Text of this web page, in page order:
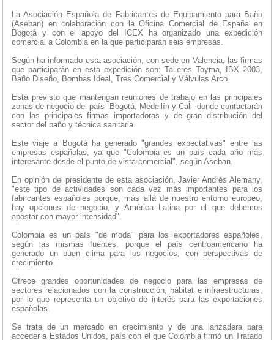
La Asociación Española de Fabricantes de Equipamiento para Baño
(Aseban) en colaboración con la Oficina Comercial de España en
Bogotá y con el apoyo del ICEX ha organizado una expedición
comercial a Colombia en la que participarán seis empresas.
Según ha informado esta asociación, con sede en Valencia, las firmas
que participarán en esta expedición son: Talleres Toyma, IBX 2003,
Baño Diseño, Bombas Ideal, Tres Comercial y Válvulas Arco.
Está previsto que mantengan reuniones de trabajo en las principales
zonas de negocio del país -Bogotá, Medellín y Cali- donde contactarán
con las principales firmas importadoras y de gran distribución del
sector del baño y técnica sanitaria.
Este viaje a Bogotá ha generado "grandes expectativas" entre las
empresas españolas, ya que "Colombia es un país cada año más
interesante desde el punto de vista comercial", según Aseban.
En opinión del presidente de esta asociación, Javier Andrés Alemany,
"este tipo de actividades son cada vez más importantes para los
fabricantes españoles porque, más allá de nuestro entorno europeo,
hay opciones de negocio, y América Latina por el que debemos
apostar con mayor intensidad".
Colombia es un país "de moda" para los exportadores españoles,
según las mismas fuentes, porque el país centroamericano ha
generado un buen clima para los negocios, con perspectivas de
crecimiento.
Ofrece grandes oportunidades de negocio para las empresas de
sectores relacionados con la construcción, hábitat e infraestructuras,
por lo que representa un objetivo de interés para las exportaciones
españolas.
Se trata de un mercado en crecimiento y de una lanzadera para
acceder a Estados Unidos, país con el que Colombia firmó un Tratado